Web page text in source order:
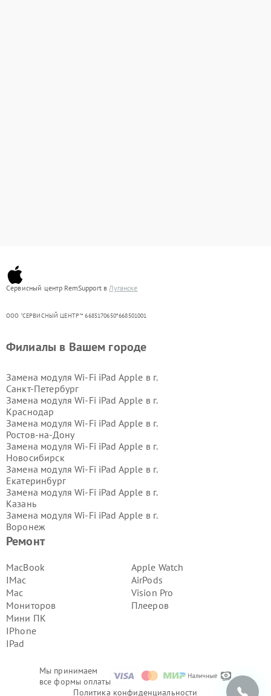
Сервисный центр RemSupport вЛуганске
ООО "СЕРВИСНЫЙ ЦЕНТР"* 6685170650*668501001
Мы принимаем
все формы оплаты
Ремонт
MacBook
IMac
Mac
Мониторов
Мини ПК
IPhone
IPad
Apple Watch
AirPods
Vision Pro
Плееров
Филиалы в Вашем городе
Замена модуля Wi-Fi iPad Apple в г.
Санкт-Петербург
Замена модуля Wi-Fi iPad Apple в г.
Краснодар
Замена модуля Wi-Fi iPad Apple в г.
Ростов-на-Дону
Замена модуля Wi-Fi iPad Apple в г.
Новосибирск
Замена модуля Wi-Fi iPad Apple в г.
Екатеринбург
Замена модуля Wi-Fi iPad Apple в г.
Казань
Замена модуля Wi-Fi iPad Apple в г.
Воронеж
Замена модуля Wi-Fi iPad Apple в г.
Замена модуля Wi-Fi iPad Apple в г.
Самара
Замена модуля Wi-Fi iPad Apple в г.
Пермь
Замена модуля Wi-Fi iPad Apple в г.
Красноярск
Замена модуля Wi-Fi iPad Apple в г.
Ижевск
Челябинск
Замена модуля Wi-Fi iPad Apple в г.
Политика конфиденциальности